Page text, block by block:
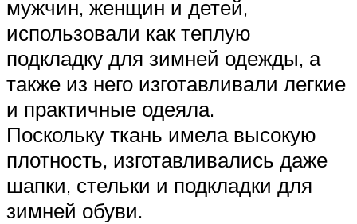
мужчин, женщин и детей,
использовали как теплую
подкладку для зимней одежды, а
также из него изготавливали легкие
и практичные одеяла.
Поскольку ткань имела высокую
плотность, изготавливались даже
шапки, стельки и подкладки для
зимней обуви.